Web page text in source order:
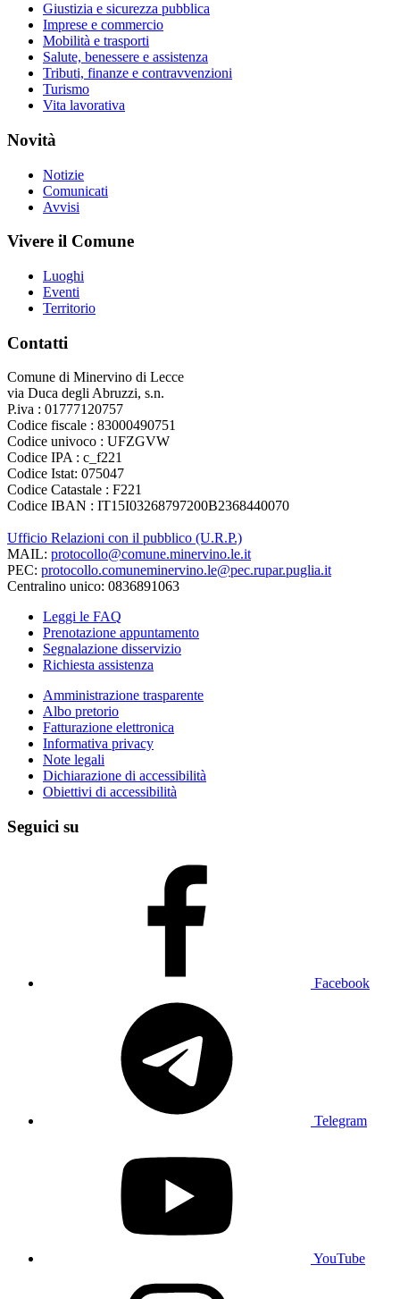
Giustizia e sicurezza pubblica
Imprese e commercio
Mobilità e trasporti
Salute, benessere e assistenza
Tributi, finanze e contravvenzioni
Turismo
Vita lavorativa
Novità
Notizie
Comunicati
Avvisi
Vivere il Comune
Luoghi
Eventi
Territorio
Contatti
Comune di Minervino di Lecce
via Duca degli Abruzzi, s.n.
P.iva : 01777120757
Codice fiscale : 83000490751
Codice univoco : UFZGVW
Codice IPA : c_f221
Codice Istat: 075047
Codice Catastale : F221
Codice IBAN : IT15I03268797200B2368440070
Ufficio Relazioni con il pubblico (U.R.P.)
MAIL: protocollo@comune.minervino.le.it
PEC: protocollo.comuneminervino.le@pec.rupar.puglia.it
Centralino unico: 0836891063
Leggi le FAQ
Prenotazione appuntamento
Segnalazione disservizio
Richiesta assistenza
Amministrazione trasparente
Albo pretorio
Fatturazione elettronica
Informativa privacy
Note legali
Dichiarazione di accessibilità
Obiettivi di accessibilità
Seguici su
Facebook
Telegram
YouTube